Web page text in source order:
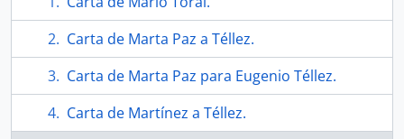
Carta de Marta Paz a Téllez.
Carta de Marta Paz para Eugenio Téllez.
Carta de Martínez a Téllez.